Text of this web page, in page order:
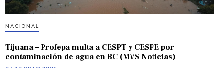
NACIONAL
Tijuana – Profepa multa a CESPT y CESPE por
contaminación de agua en BC (MVS Noticias)